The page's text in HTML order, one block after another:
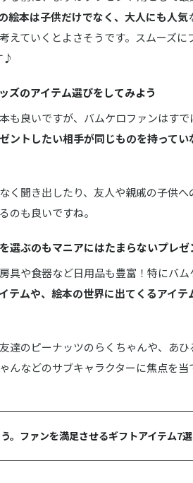
絵本は子供だけでなく、大人にも人気
えていくとよさそうです。スムーズに
♪
ズのアイテム選びをしてみよう
も良いですが、バムケロファンはす
ントしたい相手が同じものを持って
く聞き出したり、友人や親戚の子供へ
のも良いですね。
選ぶのもマニアにはたまらないプレ
具や食器など日用品も豊富！特にバ
テムや、絵本の世界に出てくるアイテ
達のピーナッツのらくちゃんや、あ
んなどのサブキャラクターに焦点を
。ファンを満足させるギフトアイテム7選